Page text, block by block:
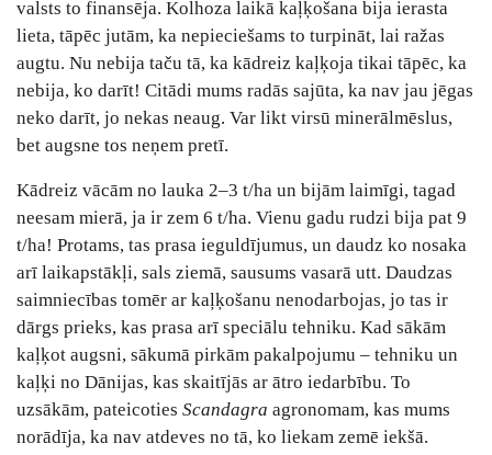
valsts to finansēja. Kolhoza laikā kaļķošana bija ierasta
lieta, tāpēc jutām, ka nepieciešams to turpināt, lai ražas
augtu. Nu nebija taču tā, ka kādreiz kaļķoja tikai tāpēc, ka
nebija, ko darīt! Citādi mums radās sajūta, ka nav jau jēgas
neko darīt, jo nekas neaug. Var likt virsū minerālmēslus,
bet augsne tos neņem pretī.
Kādreiz vācām no lauka 2–3 t/ha un bijām laimīgi, tagad
neesam mierā, ja ir zem 6 t/ha. Vienu gadu rudzi bija pat 9
t/ha! Protams, tas prasa ieguldījumus, un daudz ko nosaka
arī laikapstākļi, sals ziemā, sausums vasarā utt. Daudzas
saimniecības tomēr ar kaļķošanu nenodarbojas, jo tas ir
dārgs prieks, kas prasa arī speciālu tehniku. Kad sākām
kaļķot augsni, sākumā pirkām pakalpojumu – tehniku un
kaļķi no Dānijas, kas skaitījās ar ātro iedarbību. To
uzsākām, pateicoties Scandagra agronomam, kas mums
norādīja, ka nav atdeves no tā, ko liekam zemē iekšā.